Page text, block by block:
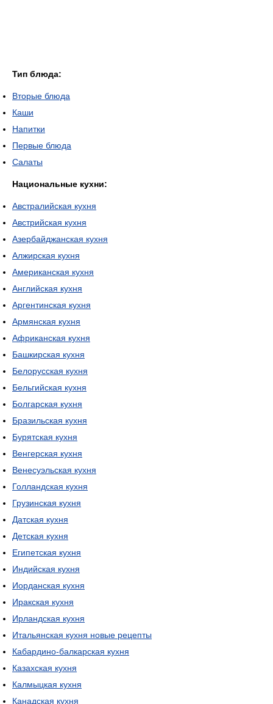
Тип блюда:
Вторые блюда
Каши
Напитки
Первые блюда
Салаты
Национальные кухни:
Австралийская кухня
Австрийская кухня
Азербайджанская кухня
Алжирская кухня
Американская кухня
Английская кухня
Аргентинская кухня
Армянская кухня
Африканская кухня
Башкирская кухня
Белорусская кухня
Бельгийская кухня
Болгарская кухня
Бразильская кухня
Бурятская кухня
Венгерская кухня
Венесуэльская кухня
Голландская кухня
Грузинская кухня
Датская кухня
Детская кухня
Египетская кухня
Индийская кухня
Иорданская кухня
Иракская кухня
Ирландская кухня
Итальянская кухня новые рецепты
Кабардино-балкарская кухня
Казахская кухня
Калмыцкая кухня
Канадская кухня